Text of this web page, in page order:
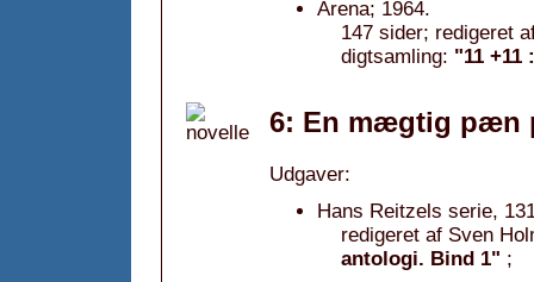
Arena; 1964.
147 sider; redigeret
digtsamling: "11
6: En mægtig pæn
Udgaver:
Hans Reitzels serie,
redigeret af Sven
antologi. Bind 1" ;